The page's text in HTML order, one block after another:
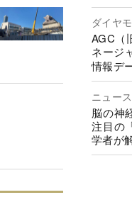
ダイヤ
AGC（
ネージ
情報デ
ニュー
脳の神
注目の
学者が